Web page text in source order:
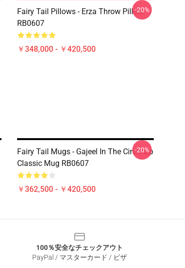
Fairy Tail Pillows - Erza Throw Pillow
RB0607
￥348,000 - ￥420,500
-20%
Fairy Tail Mugs - Gajeel In The Circle Up
Classic Mug RB0607
￥362,500 - ￥420,500
-20%
100％安全なチェックアウト
PayPal / マスターカード / ビザ